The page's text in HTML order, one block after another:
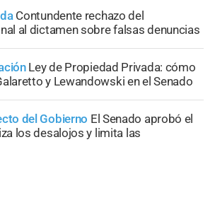
Contundente rechazo del
al dictamen sobre falsas denuncias
Ley de Propiedad Privada: cómo
y Lewandowski en el Senado
del Gobierno El Senado aprobó el
los desalojos y limita las